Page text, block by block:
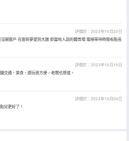
評價於：2023年10月25日
開窗戶 在窗前夢望到大館 即當地人説的體育場 電梯等待時間有點長
評價於：2023年10月15日
交通、美食，遊玩很方便，老闆也厚道。
評價於：2023年10月04日
兒更好了！